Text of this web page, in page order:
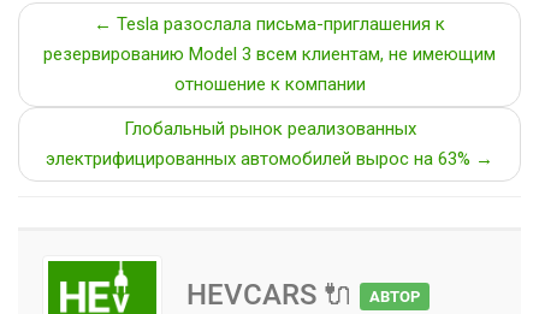
← Tesla разослала письма-приглашения к
резервированию Model 3 всем клиентам, не имеющим
отношение к компании
Глобальный рынок реализованных
электрифицированных автомобилей вырос на 63% →
HEVCARS 🔌 АВТОР